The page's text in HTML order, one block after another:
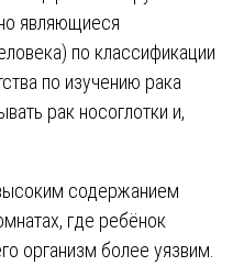
являющиеся
по классификации
по изучению рака
рак носоглотки и,
содержанием
где ребёнок
организм более уязвим.